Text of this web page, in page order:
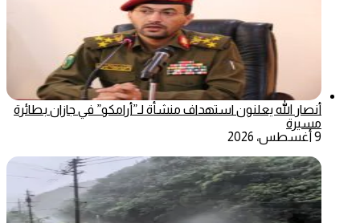
أنصار الله يعلنون استهداف منشأة لـ”أرامكو” في جازان بطائرة
مسيرة
9 أغسطس، 2026